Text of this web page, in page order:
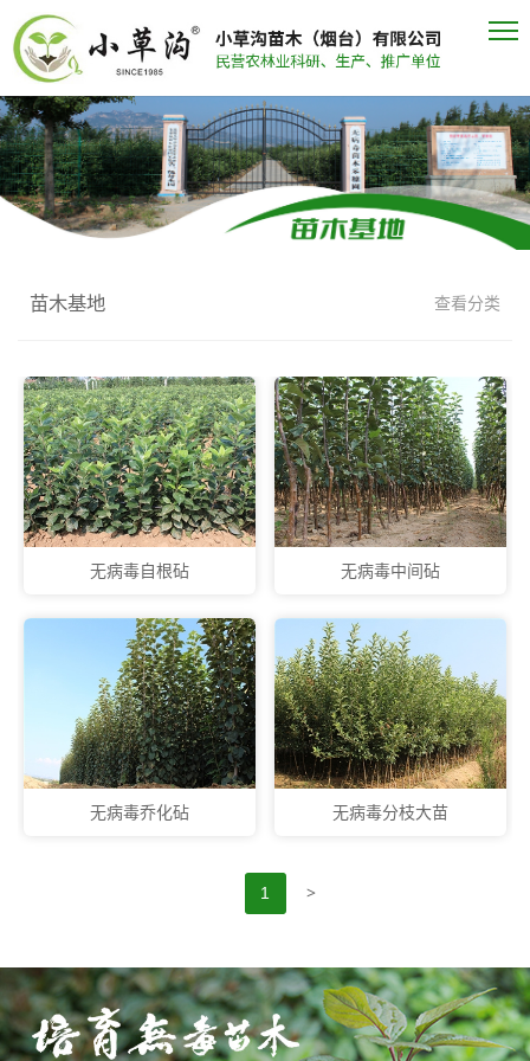
苗木基地 查看分类
无病毒自根砧 无病毒中间砧
无病毒乔化砧 无病毒分枝大苗
1 >